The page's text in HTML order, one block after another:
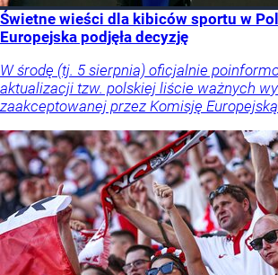
Świetne wieści dla kibiców sportu w
Europejska podjęła decyzję
W środę (tj. 5 sierpnia) oficjalnie
aktualizacji tzw. polskiej liście ważnych
zaakceptowanej przez Komisję